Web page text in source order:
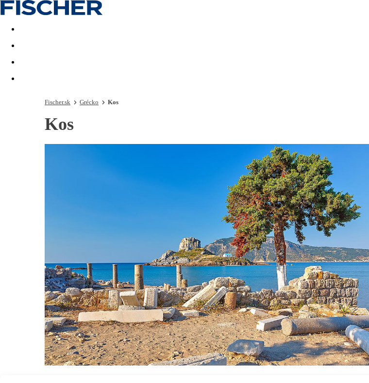
Last minute Dovolenkové kluby
Fischer.sk Grécko Kos
Kos